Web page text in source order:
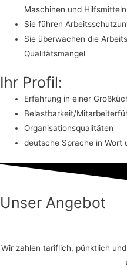
Maschinen und
Sie führen
Sie überwachen die
Qualitätsmängel
Ihr Profil:
Erfahrung in einer
Belastbarkeit/
Organisationsqualitäten
deutsche Sprache in Wort
Unser Angebot
Wir zahlen tariflich, pünktlich